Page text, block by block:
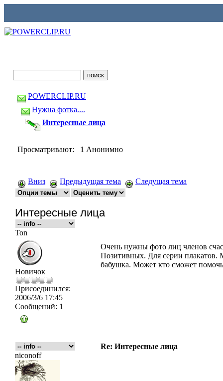
POWERCLIP.RU
Нужна фотка....
Интересные лица
Просматривают: 1 Анонимно
Вниз Предыдущая тема Следущая тема
Интересные лица
Ton
Новичок
Присоединился:
2006/3/6 17:45
Сообщений: 1
Очень нужны фото лиц членов
Позитивных. Для серии
бабушка. Может кто сможет
Re: Интересные лица
niconoff